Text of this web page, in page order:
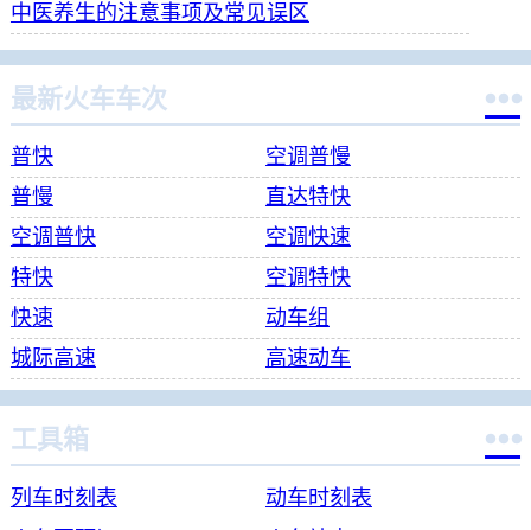
中医养生的注意事项及常见误区
最新火车车次 
普快
空调普慢
普慢
直达特快
空调普快
空调快速
特快
空调特快
快速
动车组
城际高速
高速动车
工具箱 
列车时刻表
动车时刻表